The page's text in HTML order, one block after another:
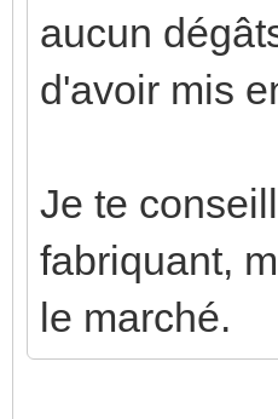
aucun
d'avoir mis
Je te
fabriquant,
le marché.